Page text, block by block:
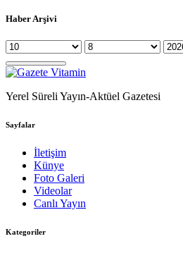
Haber Arşivi
Yerel Süreli Yayın-Aktüel Gazetesi
Sayfalar
İletişim
Künye
Foto Galeri
Videolar
Canlı Yayın
Kategoriler